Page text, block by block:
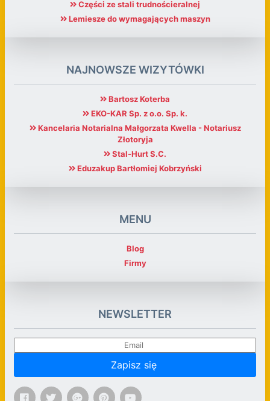
Części ze stali trudnościeralnej
Lemiesze do wymagających maszyn
NAJNOWSZE WIZYTÓWKI
Bartosz Koterba
EKO-KAR Sp. z o.o. Sp. k.
Kancelaria Notarialna Małgorzata Kwella - Notariusz
Złotoryja
Stal-Hurt S.C.
Eduzakup Bartłomiej Kobrzyński
MENU
Blog
Firmy
NEWSLETTER
Zapisz się